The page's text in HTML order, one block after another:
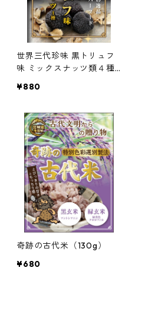
世界三代珍味 黒トリュフ
味 ミックスナッツ類４種
¥880
奇跡の古代米（130g）
¥680